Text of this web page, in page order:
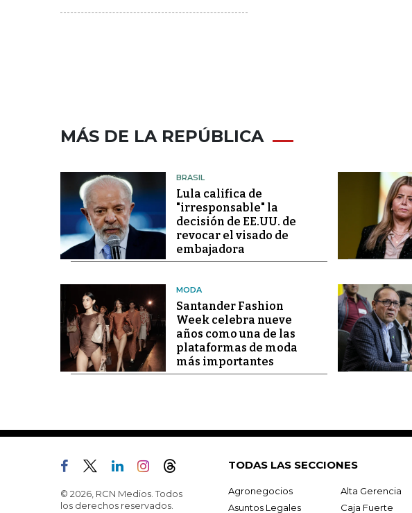
MÁS DE LA REPÚBLICA
BRASIL
Lula califica de
"irresponsable" la
decisión de EE.UU. de
revocar el visado de
embajadora
MODA
Santander Fashion
Week celebra nueve
años como una de las
plataformas de moda
más importantes
© 2026, RCN Medios. Todos
los derechos reservados.
TODAS LAS SECCIONES
Agronegocios Alta Gerencia
Asuntos Legales
Caja Fuerte